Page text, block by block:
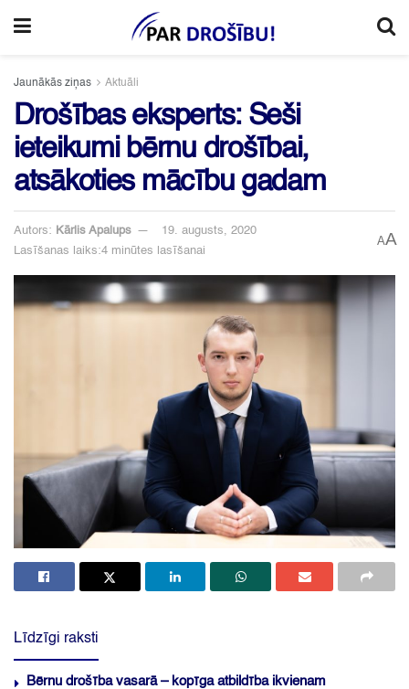
Jaunākās ziņas Aktuāli
Drošības eksperts: Seši
ieteikumi bērnu drošībai,
atsākoties mācību gadam
Autors: Kārlis Apalups
19. augusts, 2020
Lasīšanas laiks:4 minūtes lasīšanai
AA
Līdzīgi raksti
Bērnu drošība vasarā – kopīga atbildība ikvienam